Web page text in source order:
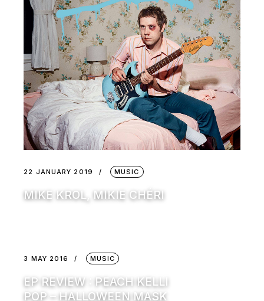
22 JANUARY 2019 MUSIC
MIKE KROL, MIKIE CHÉRI
3 MAY 2016 MUSIC
EP REVIEW : PEACH KELLI
POP – HALLOWEEN MASK